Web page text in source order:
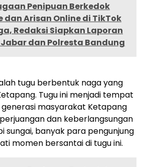
Penipuan Berkedok
Arisan Online di TikTok
Redaksi Siapkan Laporan
Jabar dan Polresta Bandung
tugu berbentuk naga yang
Tugu ini menjadi tempat
masyarakat Ketapang
dan keberlangsungan
sungai, banyak para pengunjung
momen bersantai di tugu ini.